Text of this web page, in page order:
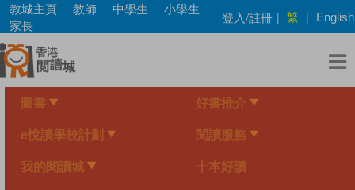
Skip
main
content
教城主頁 教師 中學生
小學生
家長
登入/註冊 | 繁 | English
圖書 好書推介
e悅讀學校計劃 閱讀服務
我的閱讀城 十本好讀